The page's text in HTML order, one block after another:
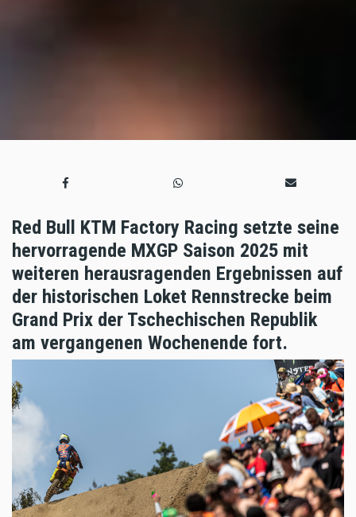
Red Bull KTM Factory Racing setzte seine
hervorragende MXGP Saison 2025 mit
weiteren herausragenden Ergebnissen auf
der historischen Loket Rennstrecke beim
Grand Prix der Tschechischen Republik
am vergangenen Wochenende fort.